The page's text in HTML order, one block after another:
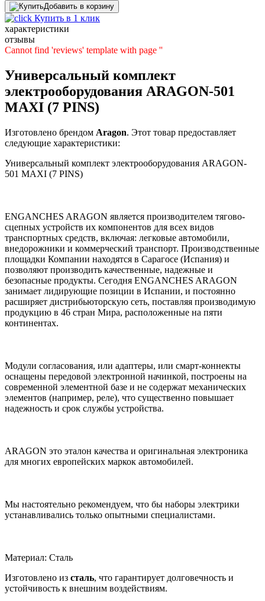
Добавить в корзину
Купить в 1 клик
характеристики
отзывы
Cannot find 'reviews' template with page ''
Универсальный комплект
электрооборудования ARAGON-501
MAXI (7 PINS)
Изготовлено брендом Aragon. Этот товар предоставляет
следующие характеристики:
Универсальный комплект электрооборудования ARAGON-
501 MAXI (7 PINS)
ENGANCHES ARAGON является производителем тягово-
сцепных устройств их компонентов для всех видов
транспортных средств, включая: легковые автомобили,
внедорожники и коммерческий транспорт. Производственные
площадки Компании находятся в Сарагосе (Испания) и
позволяют производить качественные, надежные и
безопасные продукты. Сегодня ENGANCHES ARAGON
занимает лидирующие позиции в Испании, и постоянно
расширяет дистрибьюторскую сеть, поставляя производимую
продукцию в 46 стран Мира, расположенные на пяти
континентах.
Модули согласования, или адаптеры, или смарт-коннекты
оснащены передовой электронной начинкой, построены на
современной элементной базе и не содержат механических
элементов (например, реле), что существенно повышает
надежность и срок службы устройства.
ARAGON это эталон качества и оригинальная электроника
для многих европейских маркок автомобилей.
Мы настоятельно рекомендуем, что бы наборы электрики
устанавливались только опытными специалистами.
Материал: Сталь
Изготовлено из сталь, что гарантирует долговечность и
устойчивость к внешним воздействиям.